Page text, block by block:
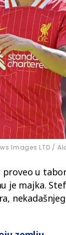
Images LTD /
u
je majka.